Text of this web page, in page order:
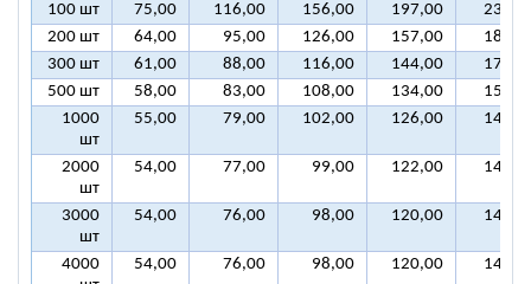
100 шт
75,00 116,00 156,00 197,00
200 шт
64,00 95,00 126,00 157,00
300 шт
61,00 88,00 116,00 144,00
500 шт
58,00 83,00 108,00 134,00
1000
шт
55,00 79,00 102,00 126,00
2000
шт
54,00 77,00 99,00 122,00
3000
шт
54,00 76,00 98,00 120,00
4000
54,00 76,00 98,00 120,00